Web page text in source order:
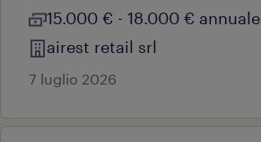
15.000 € - 18.000 € annuale
airest retail srl
7 luglio 2026